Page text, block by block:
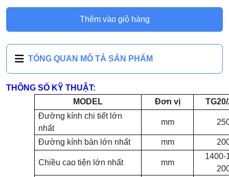
Thêm vào giỏ hàng
TỔNG QUAN MÔ TẢ SẢN PHẨM
THÔNG SỐ KỸ THUẬT:
MODEL
Đơn vị
Đường kính chi tiết lớn
nhất
mm
Đường kính bàn lớn nhất mm
Chiều cao tiện lớn nhất mm
1400-